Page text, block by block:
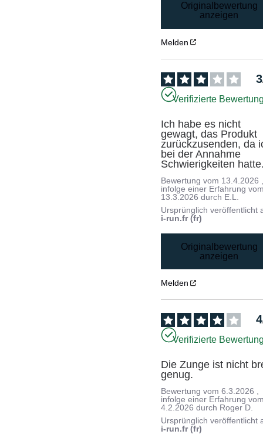
Originalbewertung
anzeigen
Melden
3
Verifizierte
Ich habe es nicht
gewagt, das Produkt
zurückzusenden, da
bei der Annahme
Schwierigkeiten
Bewertung vom 13.4.2026
infolge einer Erfahrung
13.3.2026 durch E.L.
Ursprünglich veröffentlicht
i-run.fr (fr)
Originalbewertung
anzeigen
Melden
4
Verifizierte
Die Zunge ist nicht
genug.
Bewertung vom6.3.2026 ,
infolge einer Erfahrung
4.2.2026 durch Roger D.
Ursprünglich veröffentlicht
i-run.fr (fr)